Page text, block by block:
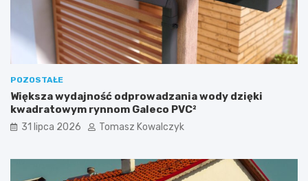
POZOSTAŁE
Większa wydajność odprowadzania wody dzięki
kwadratowym rynnom Galeco PVC²
31 lipca 2026 Tomasz Kowalczyk